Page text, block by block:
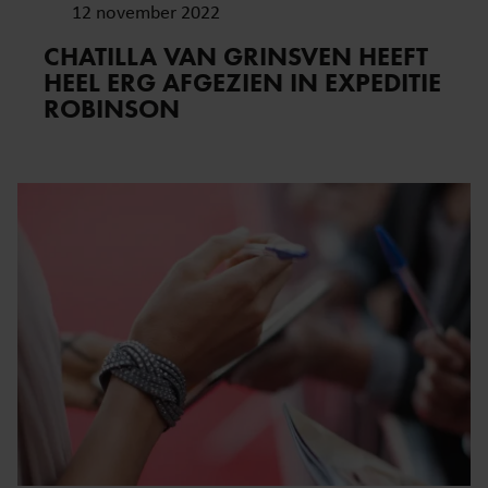
12 november 2022
CHATILLA VAN GRINSVEN HEEFT
HEEL ERG AFGEZIEN IN EXPEDITIE
ROBINSON